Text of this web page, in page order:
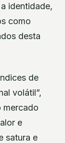
identidade,
como
desta
de
volátil”,
mercado
e
satura e